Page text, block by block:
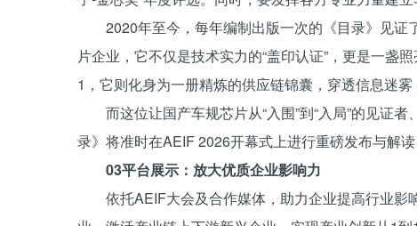
2020年至今，每年编制出版一次的《目录》见
片企业，它不仅是技术实力的“盖印认证”，更是一盏
1，它则化身为一册精炼的供应链锦囊，穿透信息迷
而这位让国产车规芯片从“入围”到“入局”的见证
录》将准时在AEIF 2026开幕式上进行重磅发布与解读
03平台展示：放大优质企业影响力
依托AEIF大会及合作媒体，助力企业提高行业